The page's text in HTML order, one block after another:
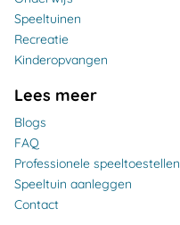
Speeltuinen
Recreatie
Kinderopvangen
Lees meer
Blogs
FAQ
Professionele speeltoestellen
Speeltuin aanleggen
Contact